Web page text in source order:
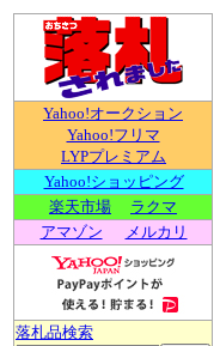
Yahoo!オークション
Yahoo!フリマ
LYPプレミアム
Yahoo!ショッピング
楽天市場
ラクマ
アマゾン
メルカリ
落札品検索